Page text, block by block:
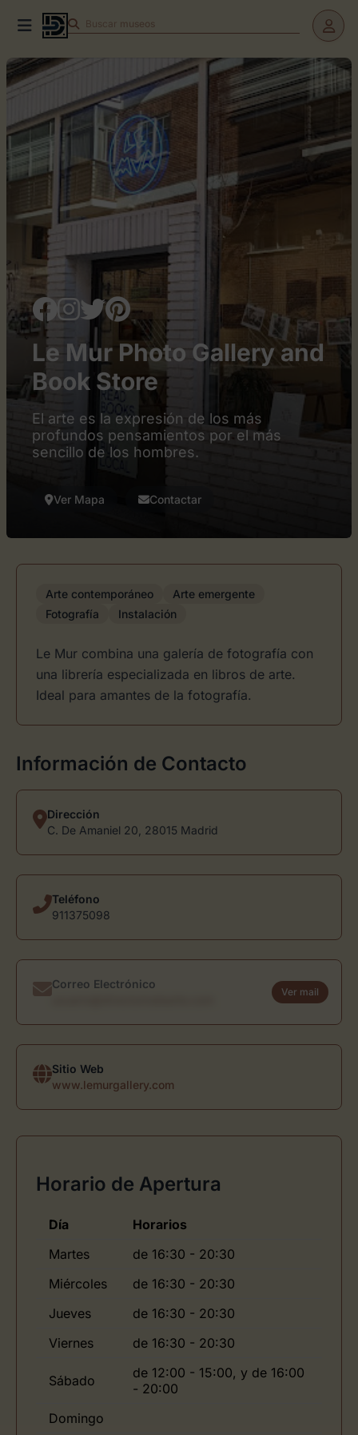
Buscar teatros
Le Mur Photo Gallery and
Book Store
El arte es la expresión de los más
profundos pensamientos por el más
sencillo de los hombres.
Ver Mapa Contactar
Arte contemporáneo
Arte emergente
Fotografía
Instalación
Le Mur combina una galería de fotografía con
una librería especializada en libros de arte.
Ideal para amantes de la fotografía.
Información de Contacto
Dirección
C. De Amaniel 20, 28015 Madrid
Teléfono
911375098
Correo Electrónico
Ver mail
Sitio Web
www.lemurgallery.com
Horario de Apertura
Día
Horarios
Martes
de 16:30 - 20:30
Miércoles
de 16:30 - 20:30
Jueves
de 16:30 - 20:30
Viernes
de 16:30 - 20:30
Sábado
de 12:00 - 15:00, y de 16:00
- 20:00
Domingo